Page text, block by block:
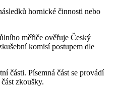
hornické činnosti nebo
měřiče ověřuje Český
komisí postupem dle
části. Písemná část se provádí
zkoušky.